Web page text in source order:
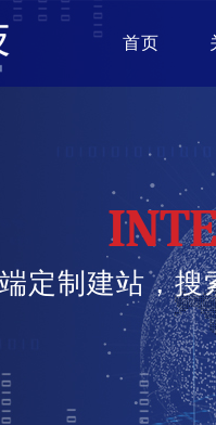
首页
定制建站，